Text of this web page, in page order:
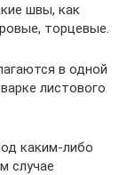
швы, как
торцевые.
в одной
листового
каким-либо
случае